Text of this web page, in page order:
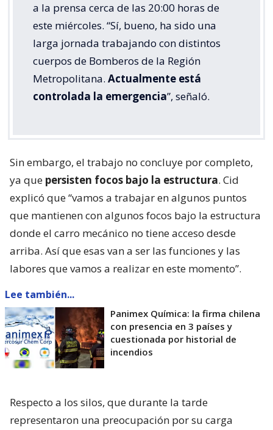
a la prensa cerca de las 20:00 horas de
este miércoles. “Sí, bueno, ha sido una
larga jornada trabajando con distintos
cuerpos de Bomberos de la Región
Metropolitana. Actualmente está
controlada la emergencia”, señaló.
Sin embargo, el trabajo no concluye por completo,
ya que persisten focos bajo la estructura. Cid
explicó que “vamos a trabajar en algunos puntos
que mantienen con algunos focos bajo la estructura
donde el carro mecánico no tiene acceso desde
arriba. Así que esas van a ser las funciones y las
labores que vamos a realizar en este momento”.
Lee también...
Panimex Química: la firma chilena
con presencia en 3 países y
cuestionada por historial de
incendios
Respecto a los silos, que durante la tarde
representaron una preocupación por su carga